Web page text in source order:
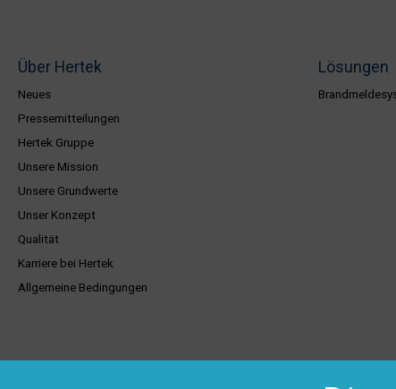
Über Hertek
Neues
Pressemitteilungen
Hertek Gruppe
Unsere Mission
Unsere Grundwerte
Unser Konzept
Qualität
Karriere bei Hertek
Allgemeine Bedingungen
Lösungen